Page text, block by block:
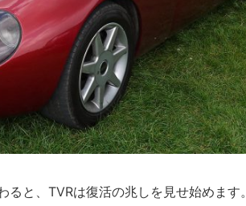
と、TVRは復活の兆しを見せ始めます。